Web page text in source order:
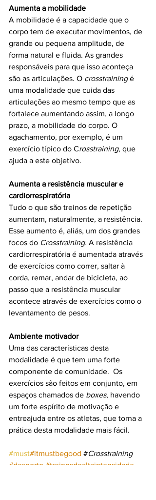
Aumenta a mobilidade
A mobilidade é a capacidade que o
corpo tem de executar movimentos, de
grande ou pequena amplitude, de
forma natural e fluida. As grandes
responsáveis para que isso aconteça
são as articulações. O crosstraining é
uma modalidade que cuida das
articulações ao mesmo tempo que as
fortalece aumentando assim, a longo
prazo, a mobilidade do corpo. O
agachamento, por exemplo, é um
exercício típico do Crosstraining, que
ajuda a este objetivo.
Aumenta a resistência muscular e
cardiorrespiratória
Tudo o que são treinos de repetição
aumentam, naturalmente, a resistência.
Esse aumento é, aliás, um dos grandes
focos do Crosstraining. A resistência
cardiorrespiratória é aumentada através
de exercícios como correr, saltar à
corda, remar, andar de bicicleta, ao
passo que a resistência muscular
acontece através de exercícios como o
levantamento de pesos.
Ambiente motivador
Uma das características desta
modalidade é que tem uma forte
componente de comunidade.  Os
exercícios são feitos em conjunto, em
espaços chamados de boxes, havendo
um forte espírito de motivação e
entreajuda entre os atletas, que torna a
prática desta modalidade mais fácil.
#must#itmustbegood #Crosstraining
#desporto #treinosdealtaintensidade